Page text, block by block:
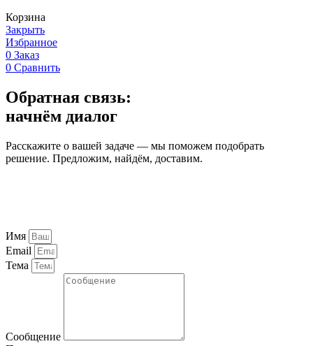
Корзина
Закрыть
Избранное
0 Заказ
0 Сравнить
Обратная связь:
начнём диалог
Расскажите о вашей задаче — мы поможем подобрать
решение. Предложим, найдём, доставим.
Имя
Email
Тема
Сообщение